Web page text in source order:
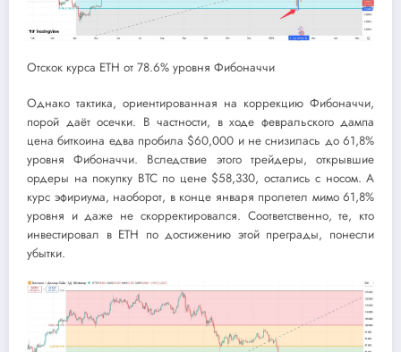
Отскок курса ETH от 78.6% уровня Фибоначчи
Однако тактика, ориентированная на коррекцию Фибоначчи,
порой даёт осечки. В частности, в ходе февральского дампа
цена биткоина едва пробила $60,000 и не снизилась до 61,8%
уровня Фибоначчи. Вследствие этого трейдеры, открывшие
ордеры на покупку BTC по цене $58,330, остались с носом. А
курс эфириума, наоборот, в конце января пролетел мимо 61,8%
уровня и даже не скорректировался. Соответственно, те, кто
инвестировал в ETH по достижению этой преграды, понесли
убытки.